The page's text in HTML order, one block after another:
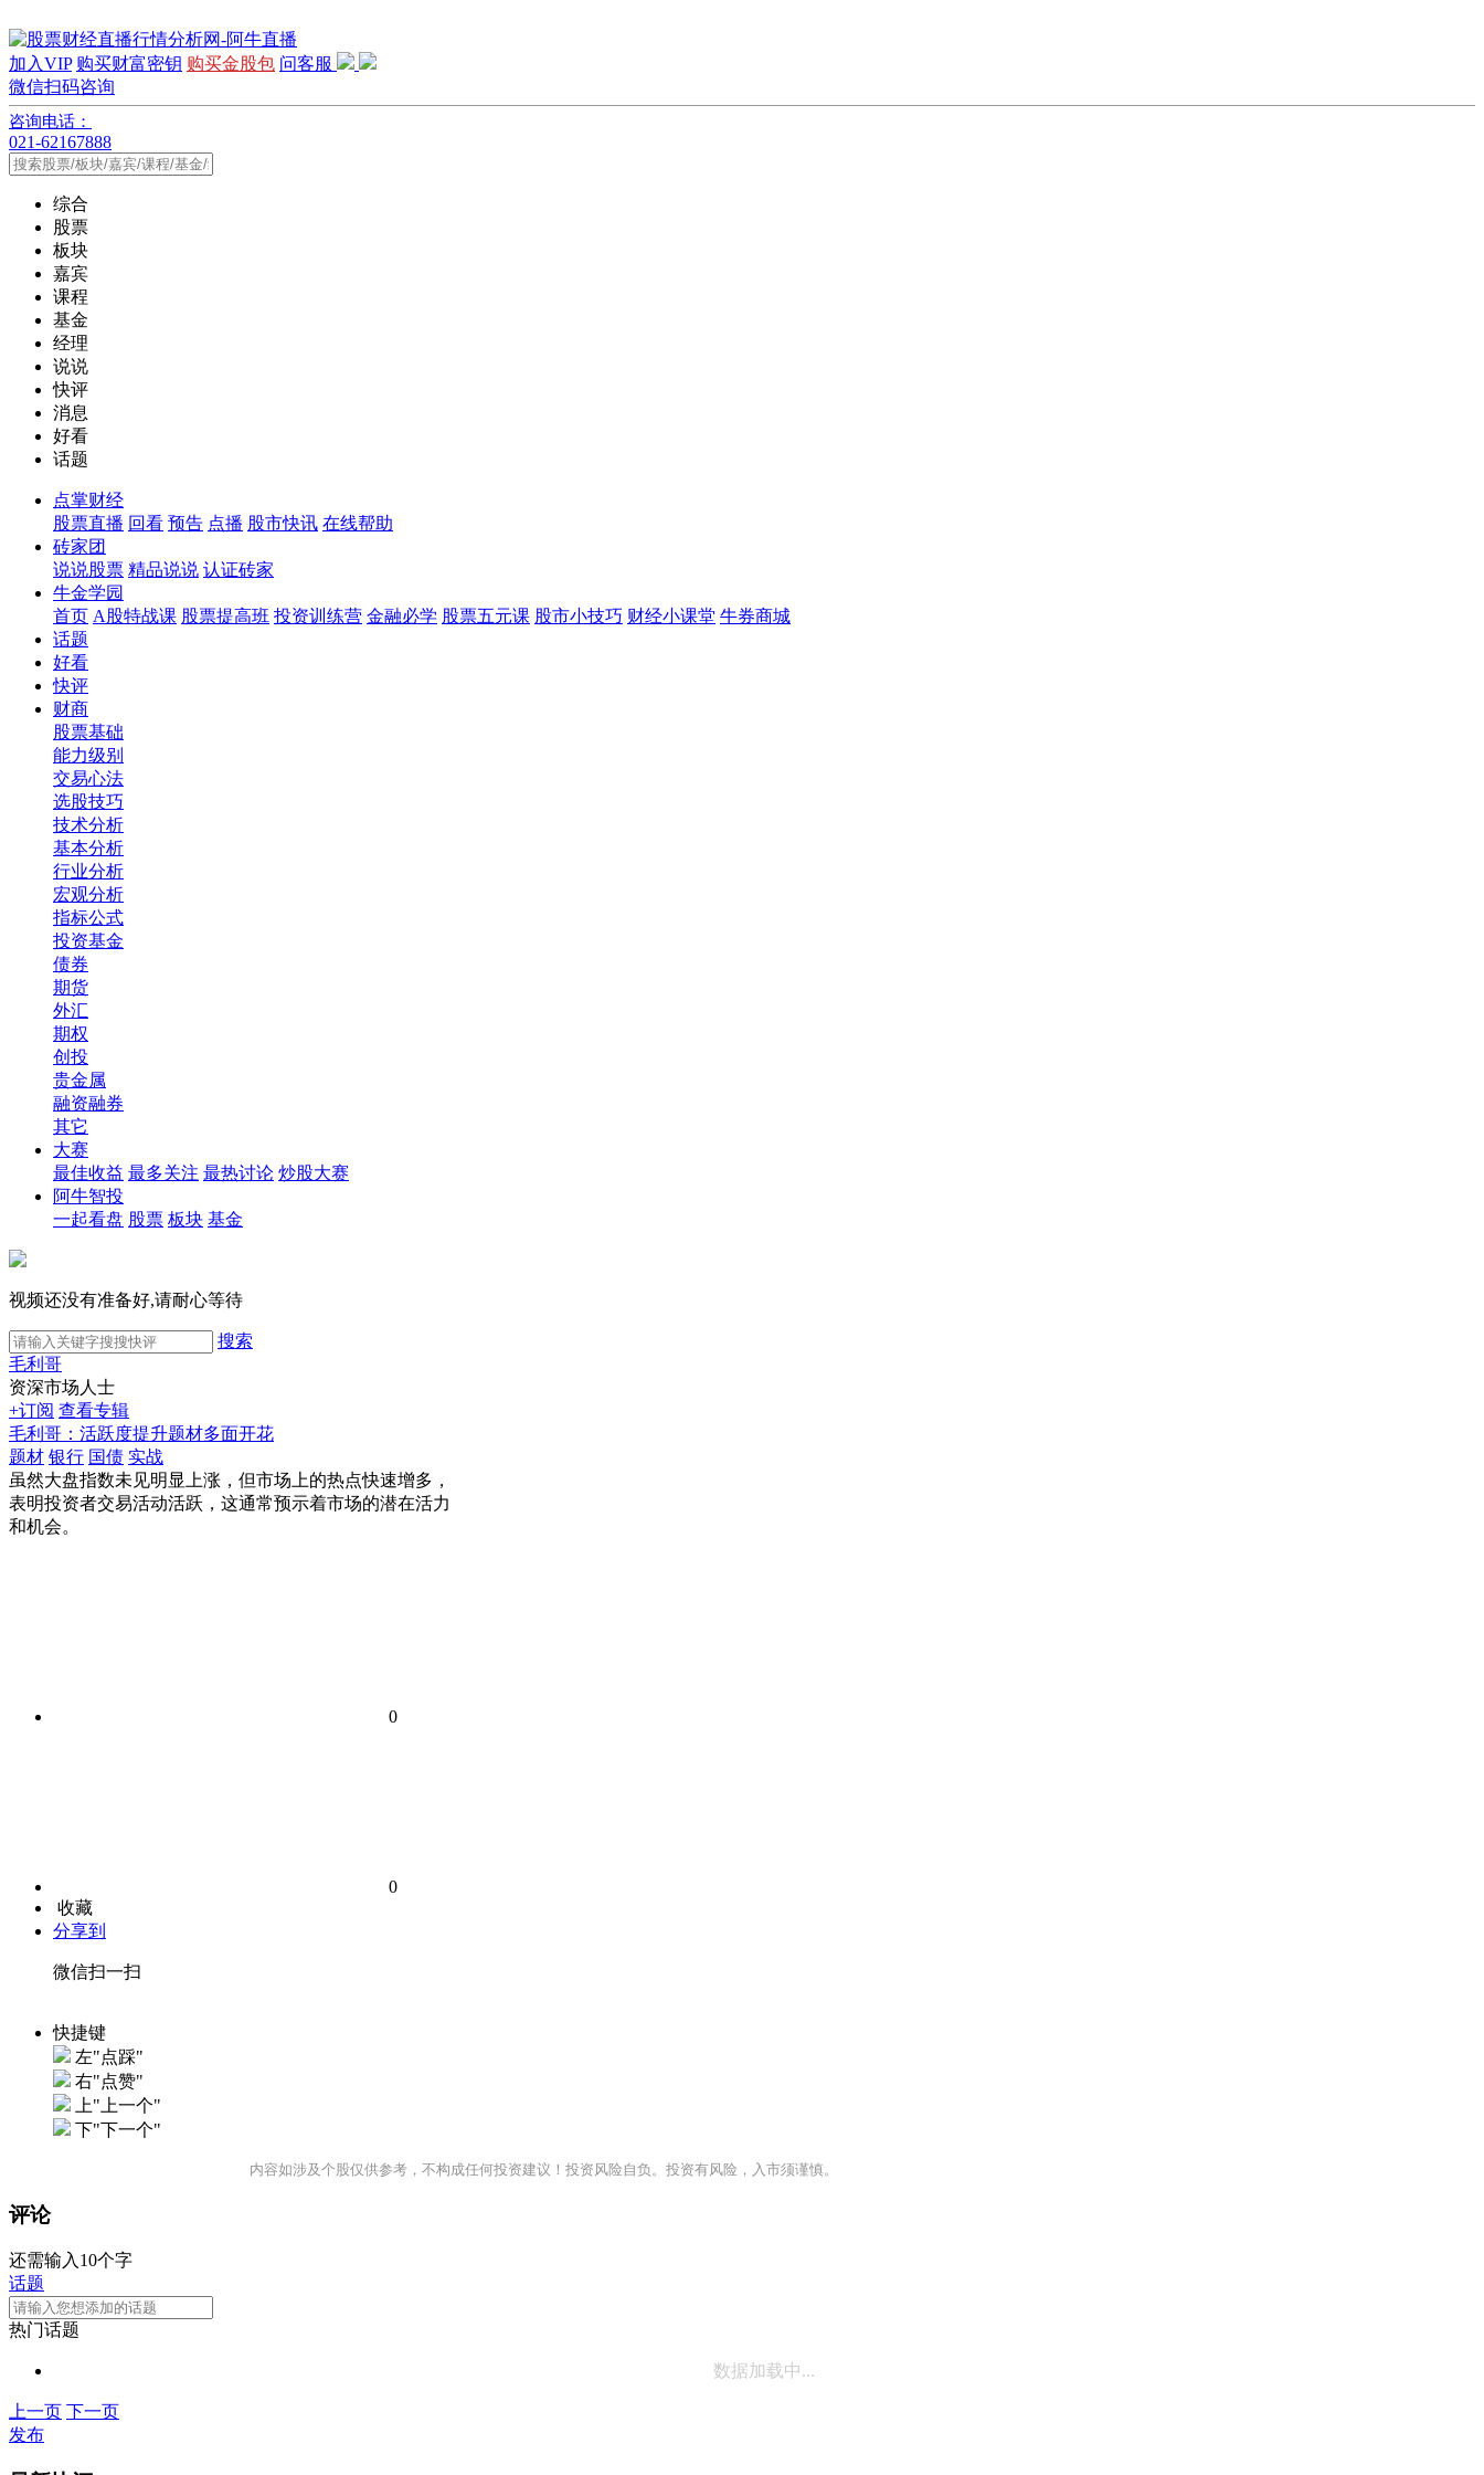
加入VIP 购买财富密钥 购买金股包 问客服
微信扫码咨询
咨询电话：
021-62167888
综合
股票
板块
嘉宾
课程
基金
经理
说说
快评
消息
好看
话题
点掌财经
股票直播 回看 预告 点播 股市快讯 在线帮助
砖家团
说说股票 精品说说 认证砖家
牛金学园
首页 A股特战课 股票提高班 投资训练营 金融必学 股票五元课 股市小技巧 财经小课堂 牛券商城
话题
好看
快评
财商
股票基础
能力级别
交易心法
选股技巧
技术分析
基本分析
行业分析
宏观分析
指标公式
投资基金
债券
期货
外汇
期权
创投
贵金属
融资融券
其它
大赛
最佳收益 最多关注 最热讨论 炒股大赛
阿牛智投
一起看盘 股票 板块 基金
视频还没有准备好,请耐心等待
搜索
毛利哥
资深市场人士
+订阅 查看专辑
毛利哥：活跃度提升题材多面开花
题材 银行 国债 实战
虽然大盘指数未见明显上涨，但市场上的热点快速增多，
表明投资者交易活动活跃，这通常预示着市场的潜在活力
和机会。
0
0
收藏
分享到
微信扫一扫
快捷键
左"点踩"
右"点赞"
上"上一个"
下"下一个"
内容如涉及个股仅供参考，不构成任何投资建议！投资风险自负。投资有风险，入市须谨慎。
评论
还需输入10个字
话题
热门话题
数据加载中...
上一页 下一页
发布